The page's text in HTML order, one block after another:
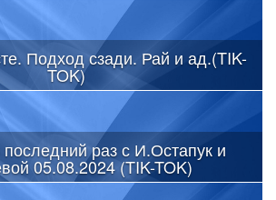
Подход сзади. Рай и ад.(TIK-
TOK)
раз с И.Остапук и
05.08.2024 (TIK-TOK)